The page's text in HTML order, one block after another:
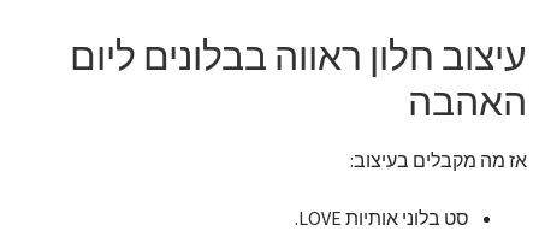
מחירון משלוחי בלונים
עיצוב חלון ראווה בבלונים ליום
האהבה
אז מה מקבלים בעיצוב:
סט בלוני אותיות LOVE.